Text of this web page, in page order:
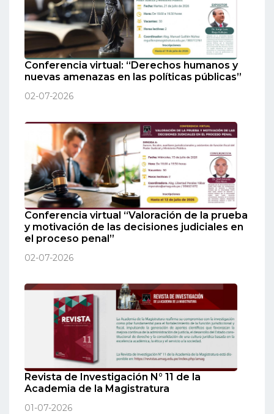
Conferencia virtual: “Derechos humanos y
nuevas amenazas en las políticas públicas”
02-07-2026
Conferencia virtual “Valoración de la prueba
y motivación de las decisiones judiciales en
el proceso penal”
02-07-2026
Revista de Investigación N° 11 de la
Academia de la Magistratura
01-07-2026